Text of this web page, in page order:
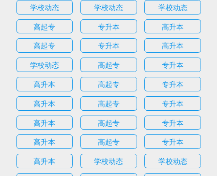
学校动态
学校动态
学校动态
高起专
专升本
高升本
高起专
专升本
高升本
学校动态
高起专
专升本
高升本
高起专
专升本
高升本
高起专
专升本
高升本
高起专
专升本
高升本
高起专
专升本
高升本
学校动态
学校动态